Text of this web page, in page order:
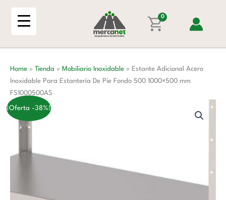
0
Home » Tienda » Mobiliario Inoxidable » Estante Adicional Acero
Inoxidable Para Estantería De Pie Fondo 500 1000×500 mm
FS1000500AS
¡Oferta -38%!
Para
Estantería
De
Fondo
500
1000x500
mm
FS1000500AS